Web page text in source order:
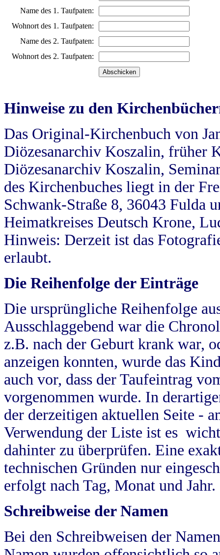
Name des 1. Taufpaten:
Wohnort des 1. Taufpaten:
Name des 2. Taufpaten:
Wohnort des 2. Taufpaten:
Hinweise zu den
Das Original-Kirchenbuch von
Diözesanarchiv Koszalin, früher
Diözesanarchiv Koszalin,
des Kirchenbuches liegt in der
Schwank-Straße 8, 36043 Fulda
Heimatkreises Deutsch Krone,
Hinweis: Derzeit ist das
erlaubt.
Die Reihenfolge der Einträge
Die ursprüngliche Reihenfolge
Ausschlaggebend war die
z.B. nach der Geburt krank war,
anzeigen konnten, wurde das
auch vor, dass der Taufeintrag
vorgenommen wurde. In
der derzeitigen aktuellen Seite -
Verwendung der Liste ist es
dahinter zu überprüfen. Eine
technischen Gründen nur
erfolgt nach Tag, Monat und Jahr.
Schreibweise der Namen
Bei den Schreibweisen der